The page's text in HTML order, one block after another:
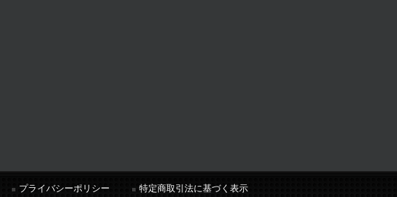
プライバシーポリシー 特定商取引法に基づく表示